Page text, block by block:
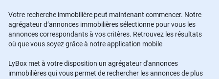
Votre recherche immobilière peut maintenant commencer. Notre
agrégateur d’annonces immobilières sélectionne pour vous les
annonces correspondants à vos critères. Retrouvez les résultats
où que vous soyez grâce à notre application mobile
LyBox met à votre disposition un agrégateur d'annonces
immobilières qui vous permet de rechercher les annonces de plus